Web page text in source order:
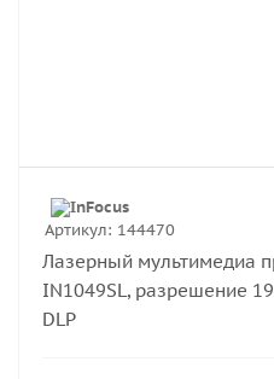
Артикул: 144470
Лазерный мультимедиа
IN1049SL, разрешение
DLP